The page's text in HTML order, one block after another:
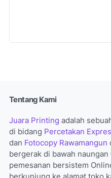
Tentang Kami
Juara Printing adalah
di bidang Percetakan Expres
dan Fotocopy Rawamangun
bergerak di bawah naungan
pemesanan bersistem